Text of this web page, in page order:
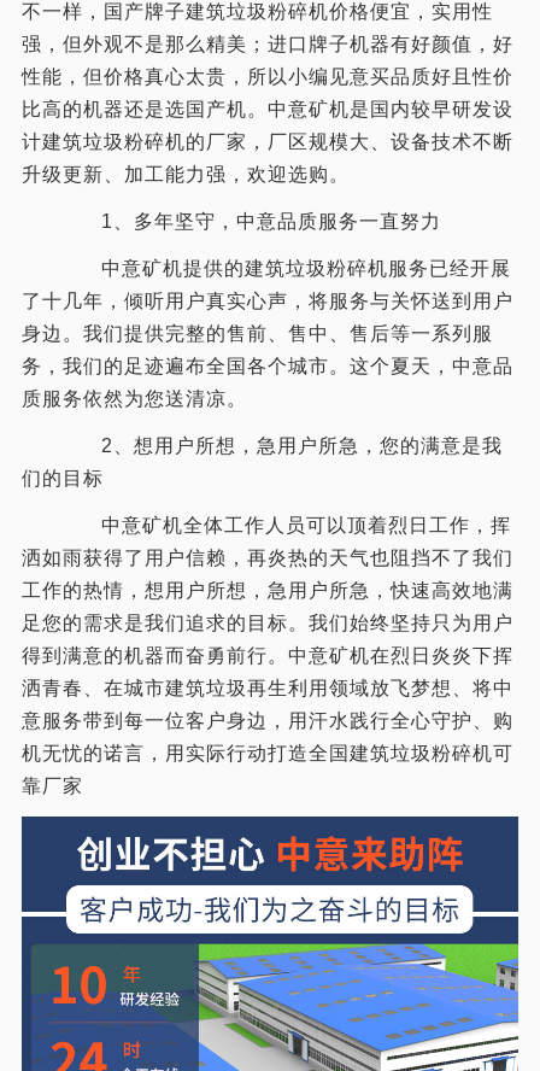
不一样，国产牌子建筑垃圾粉碎机价格便宜，实用性
强，但外观不是那么精美；进口牌子机器有好颜值，好
性能，但价格真心太贵，所以小编见意买品质好且性价
比高的机器还是选国产机。中意矿机是国内较早研发设
计建筑垃圾粉碎机的厂家，厂区规模大、设备技术不断
升级更新、加工能力强，欢迎选购。
1、多年坚守，中意品质服务一直努力
中意矿机提供的建筑垃圾粉碎机服务已经开展
了十几年，倾听用户真实心声，将服务与关怀送到用户
身边。我们提供完整的售前、售中、售后等一系列服
务，我们的足迹遍布全国各个城市。这个夏天，中意品
质服务依然为您送清凉。
2、想用户所想，急用户所急，您的满意是我
们的目标
中意矿机全体工作人员可以顶着烈日工作，挥
洒如雨获得了用户信赖，再炎热的天气也阻挡不了我们
工作的热情，想用户所想，急用户所急，快速高效地满
足您的需求是我们追求的目标。我们始终坚持只为用户
得到满意的机器而奋勇前行。中意矿机在烈日炎炎下挥
洒青春、在城市建筑垃圾再生利用领域放飞梦想、将中
意服务带到每一位客户身边，用汗水践行全心守护、购
机无忧的诺言，用实际行动打造全国建筑垃圾粉碎机可
靠厂家